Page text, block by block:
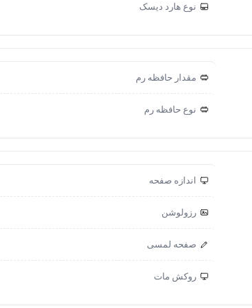
نوع هارد دیسک
مقدار حافظه رم
نوع حافظه رم
اندازه صفحه
رزولوشن
صفحه لمسی
روکش مات